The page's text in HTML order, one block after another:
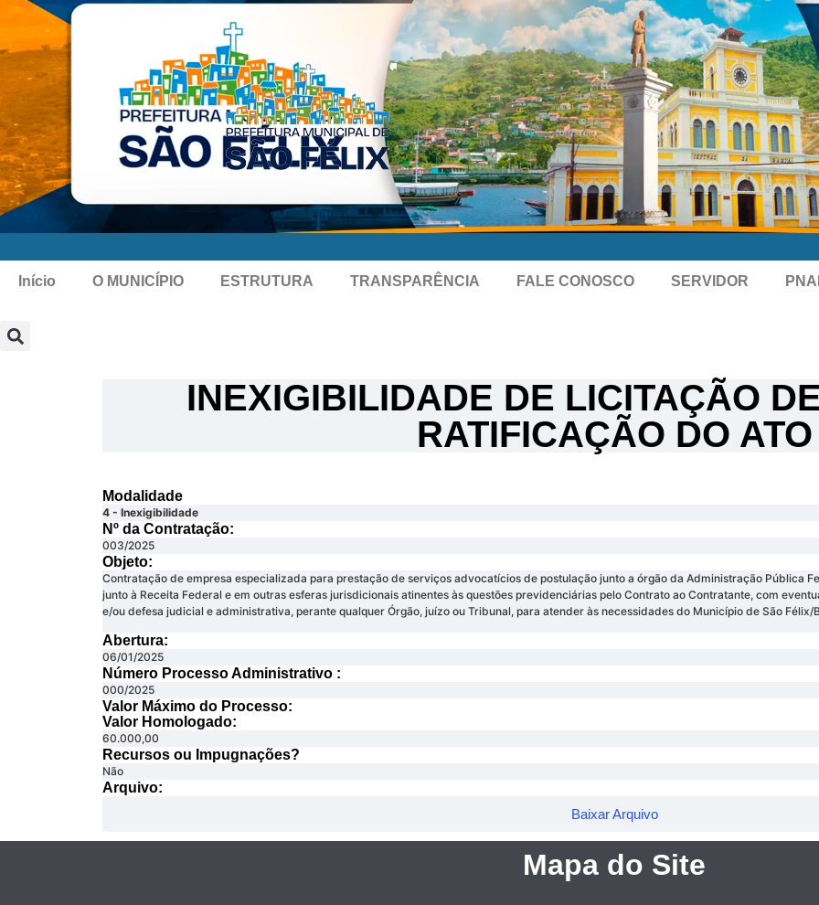
Início O MUNICÍPIO ESTRUTURA TRANSPARÊNCIA FALE CONOSCO SERVIDOR
INEXIGIBILIDADE DE LICITAÇÃO
RATIFICAÇÃO DO ATO
Modalidade
4 - Inexigibilidade
Nº da Contratação:
003/2025
Objeto:
Contratação de empresa especializada para prestação de serviços advocatícios de postulação junto a órgão da Administração Pública
junto à Receita Federal e em outras esferas jurisdicionais atinentes às questões previdenciárias pelo Contrato ao Contratante, com
e/ou defesa judicial e administrativa, perante qualquer Órgão, juízo ou Tribunal, para atender às necessidades do Município de São Félix/
Abertura:
06/01/2025
Número Processo Administrativo :
000/2025
Valor Máximo do Processo: ​
Valor Homologado: ​
60.000,00
Recursos ou Impugnações? ​
Não
Arquivo:
Baixar Arquivo
Mapa do Site